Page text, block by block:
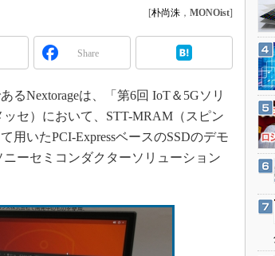
S＆OP
インダストリー4.0
イノベーション
製造業ビッグデータ
メイドインジャパン
知財マネジメント
[朴尚洙 ， MONOist]
Share
Nextorageは、「第6回 IoT＆5Gソリ
ッセ）において、STT-MRAM（スピン
いたPCI-ExpressベースのSSDのデモ
ーセミコンダクターソリューション